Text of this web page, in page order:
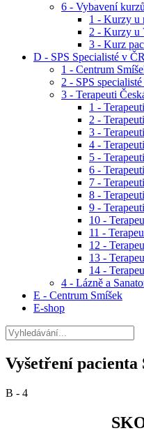
6 - Vybavení kurzů
1 - Kurzy u
2 - Kurzy u
3 - Kurz
D - SPS Specialisté v ČR
1 - Centrum
2 - SPS
3 - Terapeuti
1 -
2 -
3 -
4 -
5 -
6 -
7 -
8 -
9 -
10 -
11 -
12 -
13 -
14 -
4 - Lázně a
E - Centrum Smíšek
E-shop
Vyšetření pacienta
B - 4